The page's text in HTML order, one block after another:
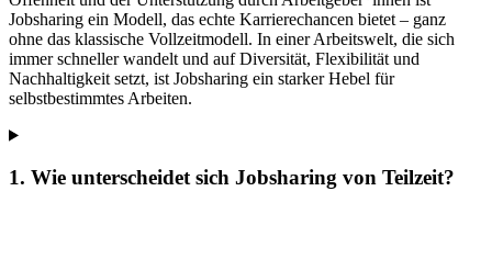
Jobsharing ein Modell, das echte Karrierechancen bietet – ganz
ohne das klassische Vollzeitmodell. In einer Arbeitswelt, die sich
immer schneller wandelt und auf Diversität, Flexibilität und
Nachhaltigkeit setzt, ist Jobsharing ein starker Hebel für
selbstbestimmtes Arbeiten.
1. Wie unterscheidet sich Jobsharing von Teilzeit?